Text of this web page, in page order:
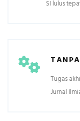
SI lulus
Tugas
Jurnal